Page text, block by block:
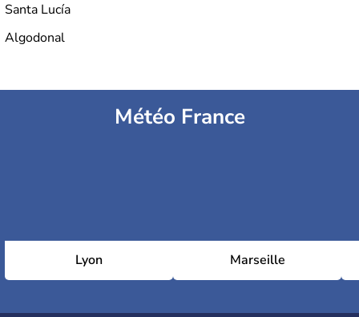
Santa Lucía
Algodonal
Météo France
Lyon Marseille